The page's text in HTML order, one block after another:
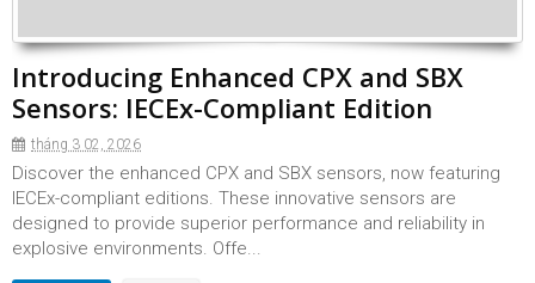
Introducing Enhanced CPX and SBX
Sensors: IECEx-Compliant Edition
tháng 3 02, 2026
Discover the enhanced CPX and SBX sensors, now featuring
IECEx-compliant editions. These innovative sensors are
designed to provide superior performance and reliability in
explosive environments. Offe...